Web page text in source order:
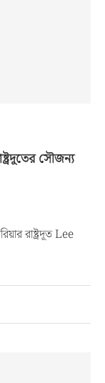
সৌজন্য
রাষ্ট্রদূত Lee